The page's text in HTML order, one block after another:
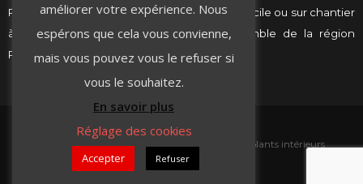
Profitez de notre services de livraison, à domicile ou sur chantier
à Villeurbanne, Lyon ou même sur l’ensemble de la région
Rhône-Alpes.
Contact
Isolants intérieurs
améliorer votre expérience. Nous
espérons que cela vous convienne,
mais vous pouvez vous le refuser si
vous le souhaitez.
En savoir plus
Réglage des cookies
Accepter Refuser